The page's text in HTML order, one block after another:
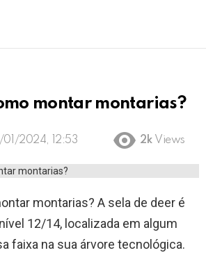
montar montarias?
01/2024, 12:53 2k Views
montarias? A sela de deer é
12/14, localizada em algum
faixa na sua árvore tecnológica.